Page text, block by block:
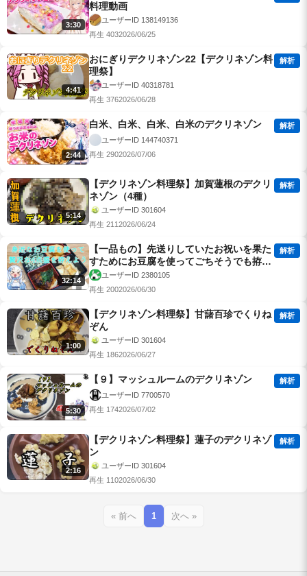
3:30
料理動画
ユーザーID 138149136
再生 4032026/06/25
4:41
おにぎりデクリネゾン22【デクリネゾン料
理祭】
解析
ユーザーID 40318781
再生 3762026/06/28
2:44
白米、白米、白米、白米のデクリネゾン
解析
ユーザーID 144740371
再生 2902026/07/06
5:14
【デクリネゾン料理祭】加賀蓮根のデクリ
ネゾン（4種）
解析
ユーザーID 301604
再生 2112026/06/24
32:14
【一品もの】先送りしていたお祝いを果た
すためにお豆腐を使ってごちそうでも拵え
ましょうか（お豆腐の4点盛り/豆腐のデク
リネゾン）【ゆっくり音声】【デクリネゾ
解析
ユーザーID 2380105
再生 2002026/06/30
1:00
【デクリネゾン料理祭】甘藷百珍でくりね
ぞん
解析
ユーザーID 301604
再生 1862026/06/27
5:30
【９】マッシュルームのデクリネゾン
解析
ユーザーID 7700570
再生 1742026/07/02
2:16
【デクリネゾン料理祭】蓮子のデクリネゾ
ン
解析
ユーザーID 301604
再生 1102026/06/30
« 前へ 1 次へ »